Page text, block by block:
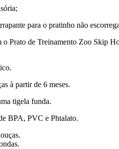
para o pratinho não
Prato de Treinamento Zoo Skip
à partir de 6 meses.
tigela funda.
BPA, PVC e Phtalato.